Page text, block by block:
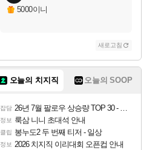
5000이니
새로고침
오늘의 치지직 오늘의 SOOP
잡담 26년 7월 팔로우 상승량 TOP 30 - 월간 치지직
정보 룩삼 니니 초대석 안내
클립 봉누도2 두 번째 티저 - 일상
정보 2026 치지직 이리대회 오픈컵 안내